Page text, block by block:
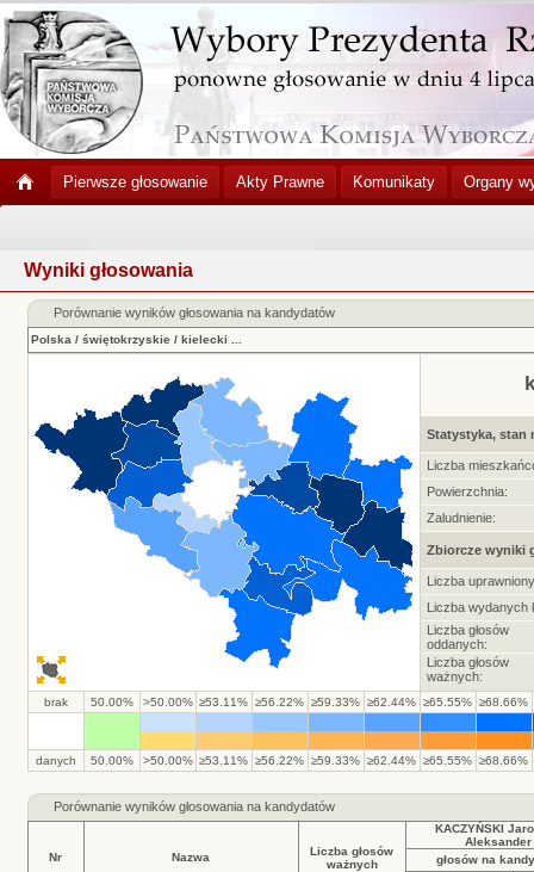
Pierwsze głosowanie Akty Prawne Komunikaty Organy
Wyniki głosowania
Porównanie wyników głosowania na kandydatów
Polska / świętokrzyskie / kielecki
Statystyka, stan
Liczba
Powierzchnia:
Zaludnienie:
Zbiorcze wyniki
Liczba
Liczba wydanych
Liczba głosów
oddanych:
Liczba głosów
ważnych:
brak 50.00% >50.00% ≥53.11% ≥56.22% ≥59.33% ≥62.44% ≥65.55% ≥68.66%
danych 50.00% >50.00% ≥53.11% ≥56.22% ≥59.33% ≥62.44% ≥65.55% ≥68.66%
Porównanie wyników głosowania na kandydatów
Nr Nazwa
Liczba głosów
ważnych
KACZYŃSKI
Aleksander
głosów na